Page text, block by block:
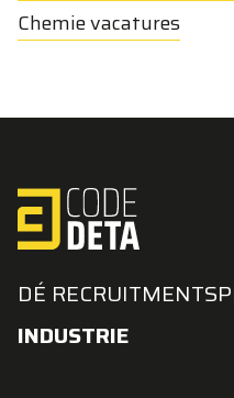
Chemie vacatures
DÉ
INDUSTRIE